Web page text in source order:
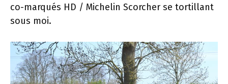
co-marqués HD / Michelin Scorcher se tortillant
sous moi.